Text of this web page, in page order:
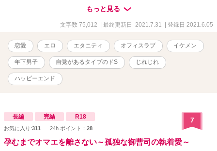
す。前半エロエロ後半じれじれ。 ※最終的にはハッピーエンドです
が女の子が可哀想な場面も多々あるため、なんでもOKの方のみご覧
ください。 ※表紙は那由多ふ可思議様に描いていただきました。
もっと見る
文字数 75,012 | 最終更新日 2021.7.31 | 登録日 2021.6.05
恋愛 エロ エタニティ オフィスラブ イケメン
年下男子 自覚があるタイプのドS じれじれ
ハッピーエンド
長編 完結 R18
お気に入り:311 24h.ポイント： 28
7
孕むまでオマエを離さない～孤独な御曹司の執着愛～